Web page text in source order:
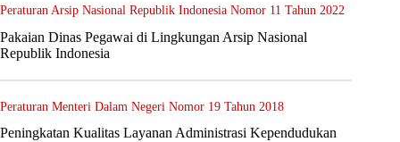
Peraturan Arsip Nasional Republik Indonesia Nomor 11 Tahun 2022
Pakaian Dinas Pegawai di Lingkungan Arsip Nasional
Republik Indonesia
Peraturan Menteri Dalam Negeri Nomor 19 Tahun 2018
Peningkatan Kualitas Layanan Administrasi Kependudukan